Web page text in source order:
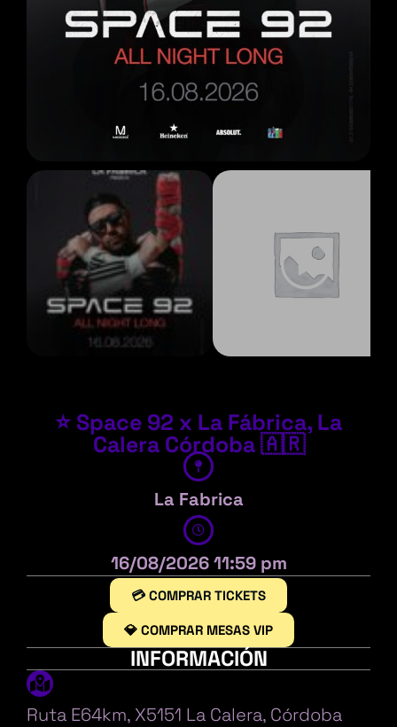
⭐ Space 92 x La Fábrica, La
Calera Córdoba 🇦🇷
La Fabrica
16/08/2026 11:59 pm
💳 COMPRAR TICKETS
💎 COMPRAR MESAS VIP
INFORMACIÓN
Ruta E64km, X5151 La Calera, Córdoba